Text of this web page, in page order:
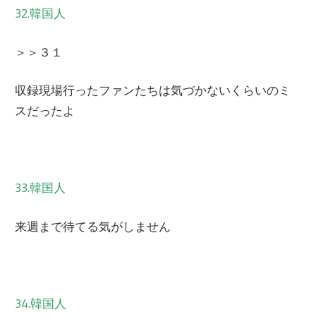
32.韓国人
＞＞３１
収録現場行ったファンたちは気づかないくらいのミ
スだったよ
33.韓国人
来週まで待てる気がしません
34.韓国人